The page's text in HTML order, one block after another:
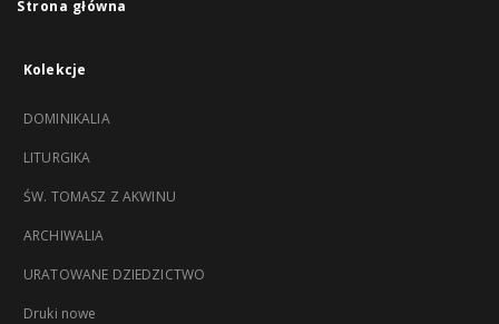
Strona główna
Kolekcje
DOMINIKALIA
LITURGIKA
ŚW. TOMASZ Z AKWINU
ARCHIWALIA
URATOWANE DZIEDZICTWO
Druki nowe